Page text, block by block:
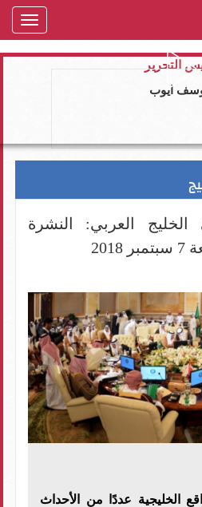
التحرير
ايوب
العربي: النشرة
الخليجية عددًا من الأحداث